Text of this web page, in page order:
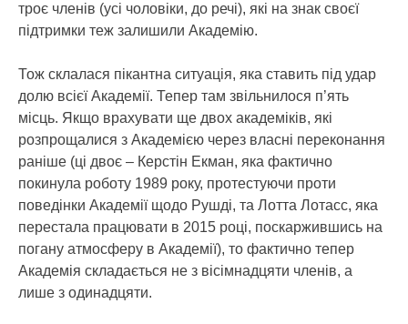
троє членів (усі чоловіки, до речі), які на знак своєї
підтримки теж залишили Академію.
Тож склалася пікантна ситуація, яка ставить під удар
долю всієї Академії. Тепер там звільнилося п’ять
місць. Якщо врахувати ще двох академіків, які
розпрощалися з Академією через власні переконання
раніше (ці двоє – Керстін Екман, яка фактично
покинула роботу 1989 року, протестуючи проти
поведінки Академії щодо Рушді, та Лотта Лотасс, яка
перестала працювати в 2015 році, поскаржившись на
погану атмосферу в Академії), то фактично тепер
Академія складається не з вісімнадцяти членів, а
лише з одинадцяти.